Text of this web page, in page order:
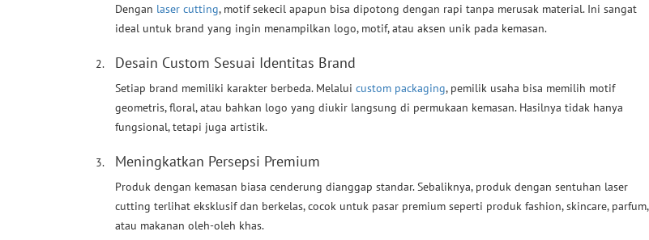
Dengan laser cutting, motif sekecil apapun bisa dipotong dengan rapi tanpa merusak material. Ini sangat
ideal untuk brand yang ingin menampilkan logo, motif, atau aksen unik pada kemasan.
Desain Custom Sesuai Identitas Brand
Setiap brand memiliki karakter berbeda. Melalui custom packaging, pemilik usaha bisa memilih motif
geometris, floral, atau bahkan logo yang diukir langsung di permukaan kemasan. Hasilnya tidak hanya
fungsional, tetapi juga artistik.
Meningkatkan Persepsi Premium
Produk dengan kemasan biasa cenderung dianggap standar. Sebaliknya, produk dengan sentuhan laser
cutting terlihat eksklusif dan berkelas, cocok untuk pasar premium seperti produk fashion, skincare, parfum,
atau makanan oleh-oleh khas.